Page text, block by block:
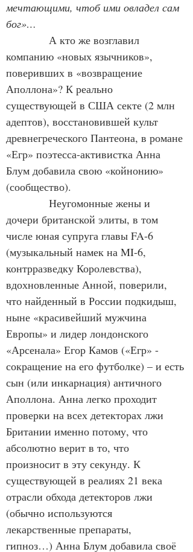
мечтающими, чтоб ими овладел сам
бог»…
А кто же возглавил
компанию «новых язычников»,
поверивших в «возвращение
Аполлона»? К реально
существующей в США секте (2 млн
адептов), восстановившей культ
древнегреческого Пантеона, в романе
«Егр» поэтесса-активистка Анна
Блум добавила свою «койнонию»
(сообщество).
Неугомонные жены и
дочери британской элиты, в том
числе юная супруга главы FA-6
(музыкальный намек на MI-6,
контрразведку Королевства),
вдохновленные Анной, поверили,
что найденный в России подкидыш,
ныне «красивейший мужчина
Европы» и лидер лондонского
«Арсенала» Егор Камов («Егр» -
сокращение на его футболке) – и есть
сын (или инкарнация) античного
Аполлона. Анна легко проходит
проверки на всех детекторах лжи
Британии именно потому, что
абсолютно верит в то, что
произносит в эту секунду. К
существующей в реалиях 21 века
отрасли обхода детекторов лжи
(обычно используются
лекарственные препараты,
гипноз…) Анна Блум добавила своё